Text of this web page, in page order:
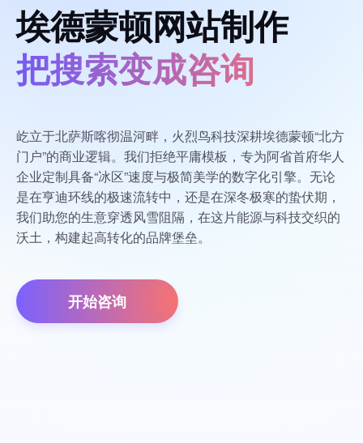
埃德蒙顿网站制作
把搜索变成咨询
屹立于北萨斯喀彻温河畔，火烈鸟科技深耕埃德蒙顿“北方
门户”的商业逻辑。我们拒绝平庸模板，专为阿省首府华人
企业定制具备“冰区”速度与极简美学的数字化引擎。无论
是在亨迪环线的极速流转中，还是在深冬极寒的蛰伏期，
我们助您的生意穿透风雪阻隔，在这片能源与科技交织的
沃土，构建起高转化的品牌堡垒。
开始咨询